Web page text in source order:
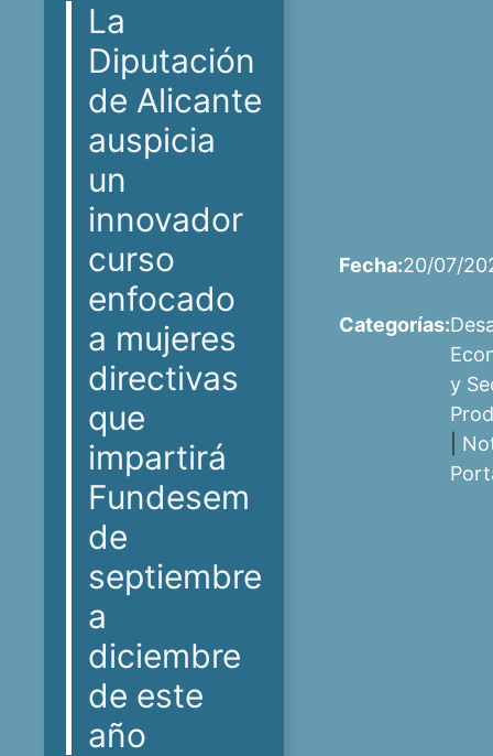
La
Diputación
de Alicante
auspicia
un
innovador
curso
enfocado
a mujeres
directivas
que
impartirá
Fundesem
de
septiembre
a
diciembre
de este
año
Fecha:20/07/
Categorías:
y